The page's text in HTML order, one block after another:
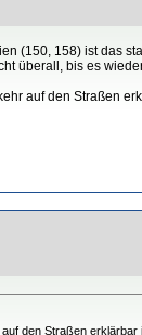
(150, 158) ist das
überall, bis es
auf den Straßen
den Straßen